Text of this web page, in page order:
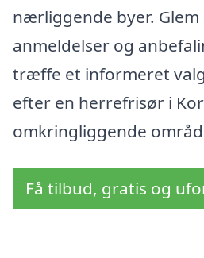
nærliggende byer. Glem
anmeldelser og
træffe et informeret
efter en herrefrisør i
omkringliggende
Få tilbud, gratis og